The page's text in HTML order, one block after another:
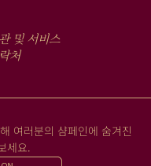
및 서비스
처
여러분의 샴페인에 숨겨진
세요.